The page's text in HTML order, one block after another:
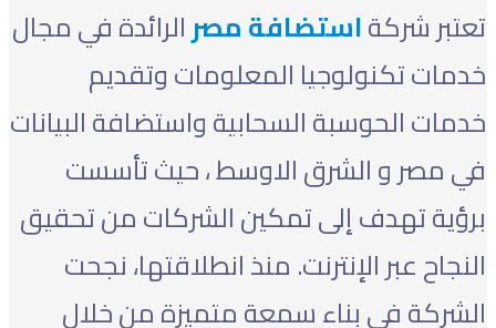
تعتبر شركةاستضافة مصرالرائدة في مجال
خدمات تكنولوجيا المعلومات وتقديم
خدمات الحوسبة السحابية واستضافة البيانات
في مصر و الشرق الاوسط ، حيث تأسست
برؤية تهدف إلى تمكين الشركات من تحقيق
النجاح عبر الإنترنت. منذ انطلاقتها، نجحت
الشركة في بناء سمعة متميزة من خلال